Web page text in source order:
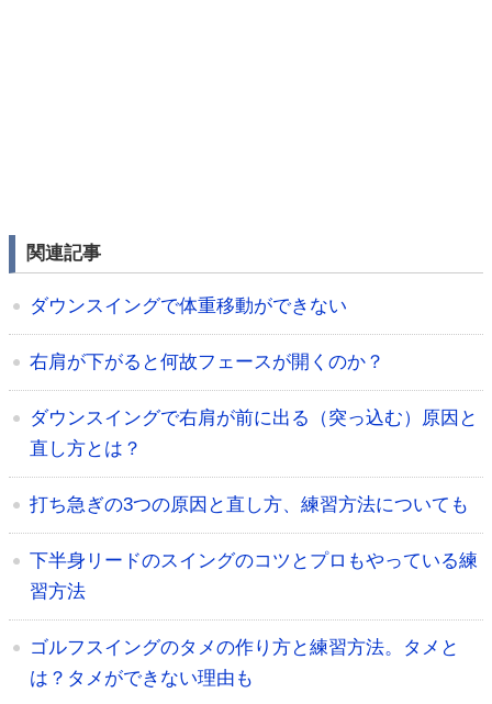
関連記事
ダウンスイングで体重移動ができない
右肩が下がると何故フェースが開くのか？
ダウンスイングで右肩が前に出る（突っ込む）原因と
直し方とは？
打ち急ぎの3つの原因と直し方、練習方法についても
下半身リードのスイングのコツとプロもやっている練
習方法
ゴルフスイングのタメの作り方と練習方法。タメと
は？タメができない理由も